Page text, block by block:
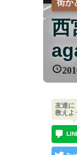
街か
西
友達に
教えよ